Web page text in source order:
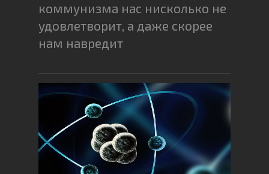
коммунизма нас нисколько не
удовлетворит, а даже скорее
нам навредит